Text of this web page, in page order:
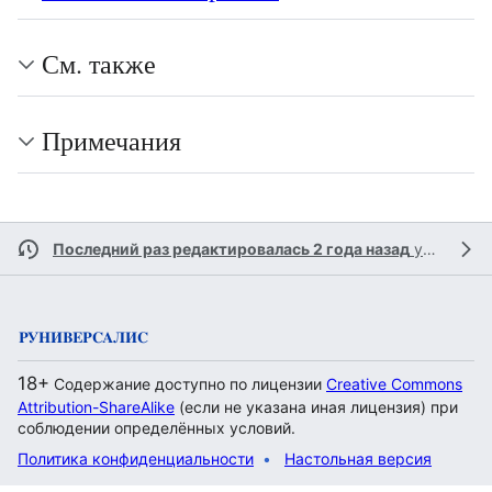
См. также
Примечания
Последний раз редактировалась 2 года назад участником
18+ Содержание доступно по лицензии Creative Commons
Attribution-ShareAlike (если не указана иная лицензия) при
соблюдении определённых условий.
Политика конфиденциальности
Настольная версия